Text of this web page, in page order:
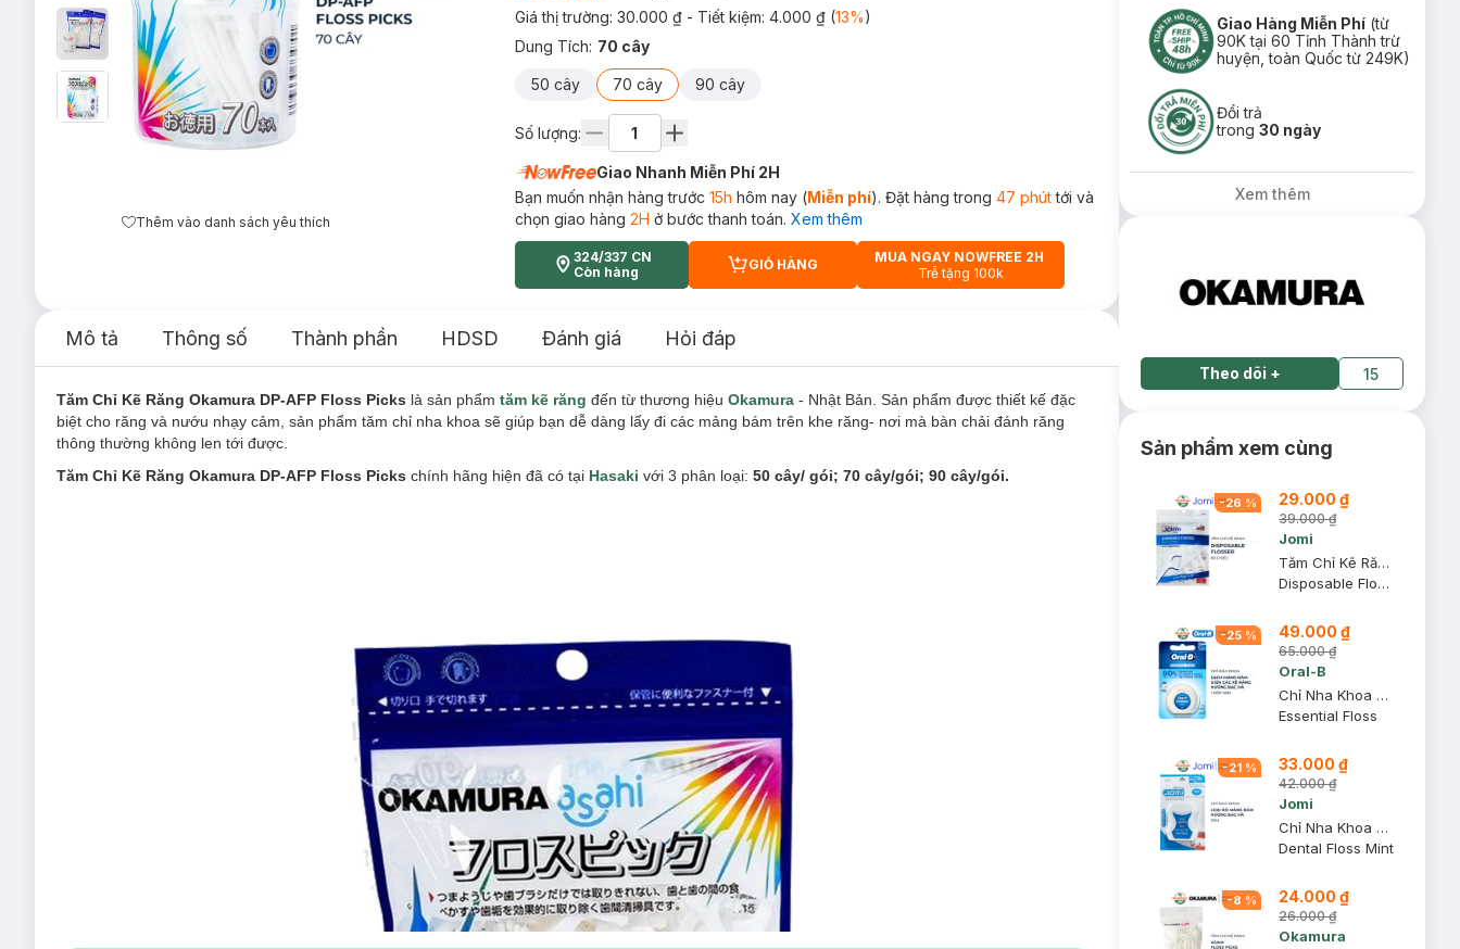
Thêm vào danh sách yêu thích
Giá thị trường: 30.000 ₫ - Tiết kiệm: 4.000 ₫(13%)
Dung Tích: 70 cây
50 cây 70 cây 90 cây
Số lượng:
Giao Nhanh Miễn Phí 2H
Bạn muốn nhận hàng trước 15h hôm nay (Miễn phí). Đặt hàng trong 47 phúttới và
chọn giao hàng 2H ở bước thanh toán. Xem thêm
324/337 CN
Còn hàng
CART PLUS ICON
GIỎ HÀNG
MUA NGAY NOWFREE 2H
Trễ tặng 100k
Mô tả Thông số Thành phần HDSD Đánh giá Hỏi đáp
Tăm Chỉ Kẽ Răng Okamura DP-AFP Floss Picks là sản phẩm tăm kẽ răng đến từ thương hiệu Okamura - Nhật Bản. Sản phẩm được thiết kế đặc
biệt cho răng và nướu nhạy cảm, sản phẩm tăm chỉ nha khoa sẽ giúp bạn dễ dàng lấy đi các mảng bám trên khe răng- nơi mà bàn chải đánh răng
thông thường không len tới được.
Tăm Chỉ Kẽ Răng Okamura DP-AFP Floss Picks chính hãng hiện đã có tại Hasaki với 3 phân loại: 50 cây/ gói; 70 cây/gói; 90 cây/gói.
Giao Hàng Miễn Phí (từ
90K tại 60 Tỉnh Thành trừ
huyện, toàn Quốc từ 249K)
Đổi trả
trong30 ngày
Xem thêm
Theo dõi + 15
Sản phẩm xem cùng
-26 % 29.000 ₫
39.000 ₫
Jomi
Tăm Chỉ Kẽ Răng Jomi 80 Chiếc
Disposable Flosser
-25 % 49.000 ₫
65.000 ₫
Oral-B
Chỉ Nha Khoa Oral-B 50m (Vỉ 1 x 50m)
Essential Floss
-21 % 33.000 ₫
42.000 ₫
Jomi
Chỉ Nha Khoa Jomi Dental Floss Mint Hương Bạc Hà 50m
Dental Floss Mint
-8 % 24.000 ₫
26.000 ₫
Okamura